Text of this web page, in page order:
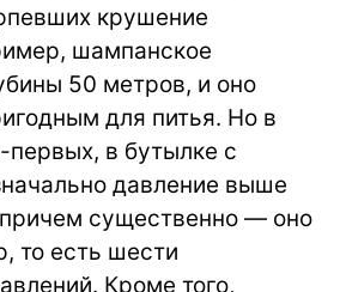
крушение
шампанское
50 метров, и оно
для питья. Но в
первых, в бутылке с
давление выше
существенно — оно
то есть шести
Кроме того,